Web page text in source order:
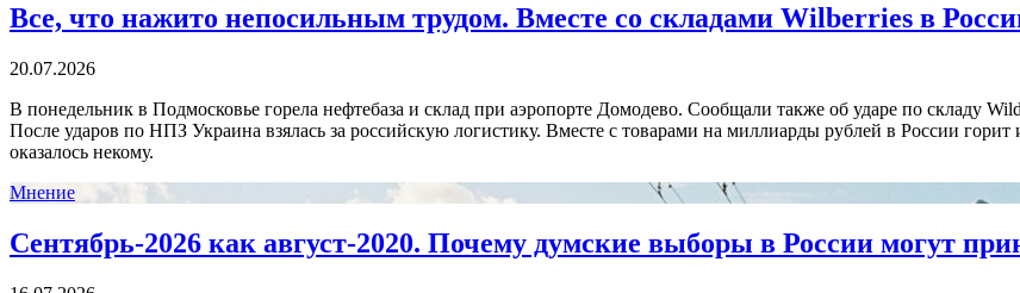
Все, что нажито непосильным трудом. Вместе со складами Wilberries в
20.07.2026
В понедельник в Подмосковье горела нефтебаза и склад при аэропорте Домодево. Сообщали также об ударе по складу
После ударов по НПЗ Украина взялась за российскую логистику. Вместе с товарами на миллиарды рублей в России
оказалось некому.
Мнение
Сентябрь-2026 как август-2020. Почему думские выборы в России могут